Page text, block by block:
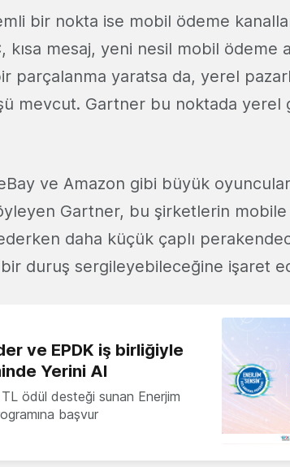
bir nokta ise mobil ödeme
kısa mesaj, yeni nesil mobil ödeme
bir parçalanma yaratsa da, yerel
mevcut. Gartner bu noktada yerel
ve Amazon gibi büyük
Gartner, bu şirketlerin
daha küçük çaplı
duruş sergileyebileceğine işaret
ve EPDK iş birliğiyle
Yerini Al
ödül desteği sunan Enerjim
başvur